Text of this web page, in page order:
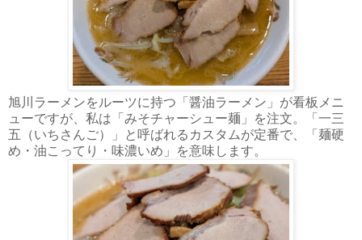
旭川ラーメンをルーツに持つ「醤油ラーメン」が看板メニ
ューですが、私は「みそチャーシュー麺」を注文。「一三
五（いちさんご）」と呼ばれるカスタムが定番で、「麺硬
め・油こってり・味濃いめ」を意味します。